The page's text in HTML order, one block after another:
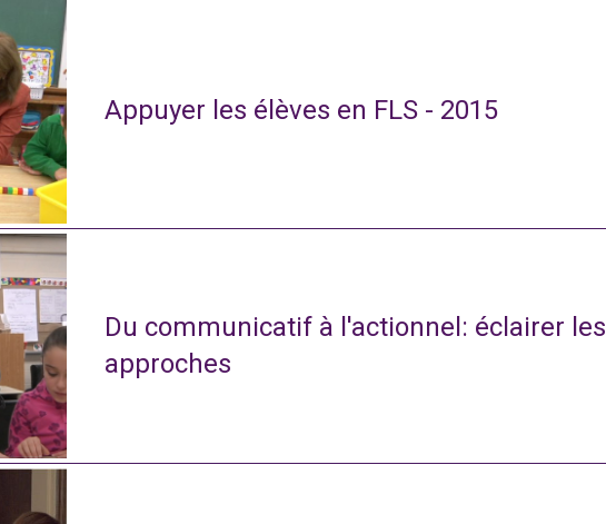
Appuyer les élèves en FLS - 2015
Du communicatif à l'actionnel: éclairer les
approches